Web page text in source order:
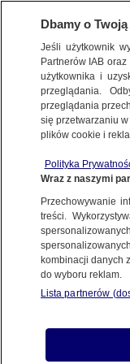
BIZNES
PIENIĄDZE
Ważna
31.03.2021, 07:09
Udostępnij
Dbamy o
Jeśli użytkownik
Partnerów IAB oraz
użytkownika i
przeglądania.
przeglądania
się przetwarzaniu
plików cookie i
Polityka
Wraz z naszymi
Przechowywanie
treści.
kombinacji danych
do wyboru reklam.
Lista partnerów